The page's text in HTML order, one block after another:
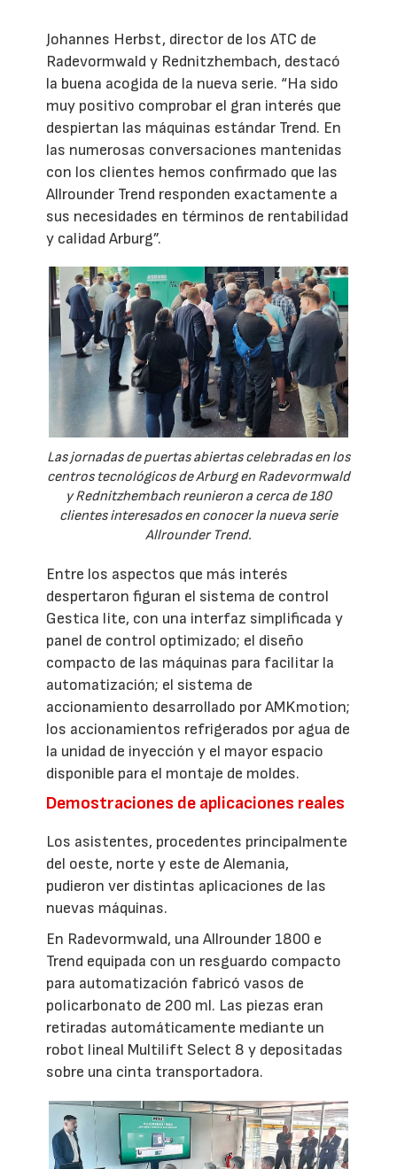
Johannes Herbst, director de los ATC de
Radevormwald y Rednitzhembach, destacó
la buena acogida de la nueva serie. “Ha sido
muy positivo comprobar el gran interés que
despiertan las máquinas estándar Trend. En
las numerosas conversaciones mantenidas
con los clientes hemos confirmado que las
Allrounder Trend responden exactamente a
sus necesidades en términos de rentabilidad
y calidad Arburg”.
Las jornadas de puertas abiertas celebradas en los
centros tecnológicos de Arburg en Radevormwald
y Rednitzhembach reunieron a cerca de 180
clientes interesados en conocer la nueva serie
Allrounder Trend.
Entre los aspectos que más interés
despertaron figuran el sistema de control
Gestica lite, con una interfaz simplificada y
panel de control optimizado; el diseño
compacto de las máquinas para facilitar la
automatización; el sistema de
accionamiento desarrollado por AMKmotion;
los accionamientos refrigerados por agua de
la unidad de inyección y el mayor espacio
disponible para el montaje de moldes.
Demostraciones de aplicaciones reales
Los asistentes, procedentes principalmente
del oeste, norte y este de Alemania,
pudieron ver distintas aplicaciones de las
nuevas máquinas.
En Radevormwald, una Allrounder 1800 e
Trend equipada con un resguardo compacto
para automatización fabricó vasos de
policarbonato de 200 ml. Las piezas eran
retiradas automáticamente mediante un
robot lineal Multilift Select 8 y depositadas
sobre una cinta transportadora.